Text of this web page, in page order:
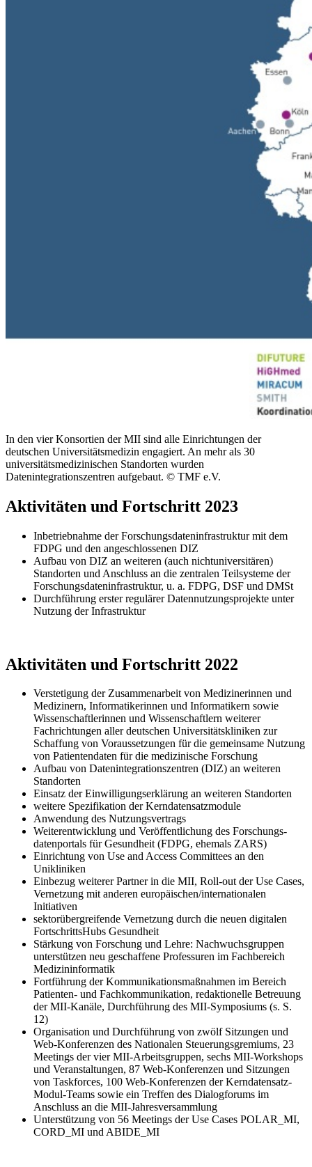
In den vier Konsortien der MII sind alle Einrichtungen der
deutschen Universitätsmedizin engagiert. An mehr als 30
universitätsmedizinischen Standorten wurden
Datenintegrationszentren aufgebaut. © TMF e.V.
Aktivitäten und Fortschritt 2023
Inbetriebnahme der Forschungsdateninfrastruktur mit dem
FDPG und den angeschlossenen DIZ
Aufbau von DIZ an weiteren (auch nichtuniversitären)
Standorten und Anschluss an die zentralen Teilsysteme der
Forschungsdateninfrastruktur, u. a. FDPG, DSF und DMSt
Durchführung erster regulärer Datennutzungsprojekte unter
Nutzung der Infrastruktur
Aktivitäten und Fortschritt 2022
Verstetigung der Zusammenarbeit von Medizinerinnen und
Medizinern, Informatikerinnen und Informatikern sowie
Wissenschaftlerinnen und Wissenschaftlern weiterer
Fachrichtungen aller deutschen Universitäts­kliniken zur
Schaffung von Voraussetzungen für die gemeinsame Nutzung
von Patientendaten für die medizinische Forschung
Aufbau von Datenintegrationszentren (DIZ) an weiteren
Standorten
Einsatz der Einwilligungserklärung an weiteren Standorten
weitere Spezifikation der Kerndatensatzmodule
Anwendung des Nutzungsvertrags
Weiterentwicklung und Veröffentlichung des Forschungs­
daten­portals für Gesundheit (FDPG, ehemals ZARS)
Einrichtung von Use and Access Committees an den
Unikliniken
Einbezug weiterer Partner in die MII, Roll-out der Use Cases,
Vernetzung mit anderen europäischen/internationalen
Initiativen
sektorübergreifende Vernetzung durch die neuen digitalen
FortschrittsHubs Gesundheit
Stärkung von Forschung und Lehre: Nachwuchsgruppen
unterstützen neu geschaffene Professuren im Fachbereich
Medizininformatik
Fortführung der Kommunikations­maßnahmen im Bereich
Patienten- und Fachkommunikation, redaktionelle Betreuung
der MII-Kanäle, Durchführung des MII-Symposiums (s. S.
12)
Organisation und Durchführung von zwölf Sitzungen und
Web-Konferenzen des Nationalen Steuerungsgremiums, 23
Meetings der vier MII-Arbeitsgruppen, sechs MII-Workshops
und Veranstaltungen, 87 Web-Konferenzen und Sitzungen
von Taskforces, 100 Web-Konferenzen der Kerndatensatz-
Modul-Teams sowie ein Treffen des Dialogforums im
Anschluss an die MII-Jahresversammlung
Unterstützung von 56 Meetings der Use Cases POLAR_MI,
CORD_MI und ABIDE_MI